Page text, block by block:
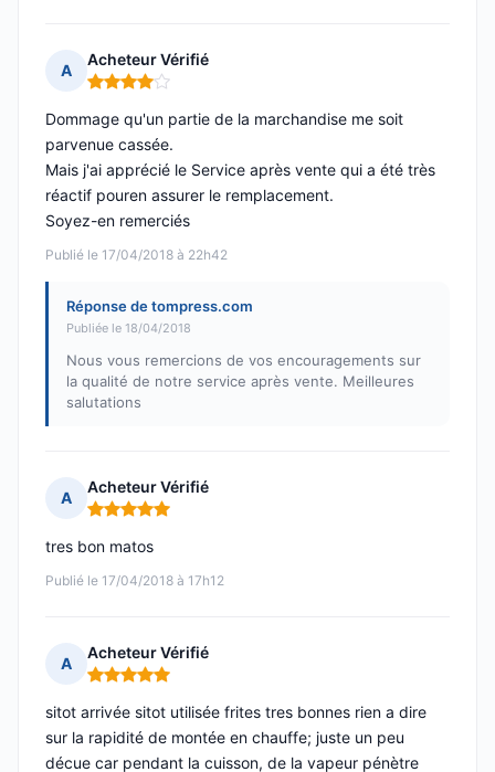
A
Acheteur Vérifié
Note : 4 sur 5
Publié le 17/04/2018 à 22h42
Dommage qu'un partie de la marchandise me soit
parvenue cassée.
Mais j'ai apprécié le Service après vente qui a été très
réactif pouren assurer le remplacement.
Soyez-en remerciés
Réponse de tompress.com
Publiée le 18/04/2018
Nous vous remercions de vos encouragements sur
la qualité de notre service après vente. Meilleures
salutations
A
Acheteur Vérifié
Note : 5 sur 5
Publié le 17/04/2018 à 17h12
tres bon matos
A
Acheteur Vérifié
Note : 5 sur 5
sitot arrivée sitot utilisée frites tres bonnes rien a dire
sur la rapidité de montée en chauffe; juste un peu
décue car pendant la cuisson, de la vapeur pénètre